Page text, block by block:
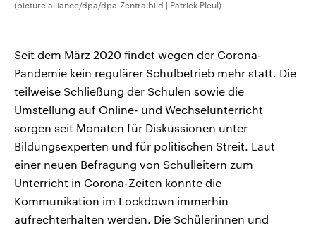
(picture alliance/dpa/dpa-Zentralbild | Patrick Pleul)
Seit dem März 2020 findet wegen der Corona-
Pandemie kein regulärer Schulbetrieb mehr statt. Die
teilweise Schließung der Schulen sowie die
Umstellung auf Online- und Wechselunterricht
sorgen seit Monaten für Diskussionen unter
Bildungsexperten und für politischen Streit. Laut
einer neuen Befragung von Schulleitern zum
Unterricht in Corona-Zeiten konnte die
Kommunikation im Lockdown immerhin
aufrechterhalten werden. Die Schülerinnen und